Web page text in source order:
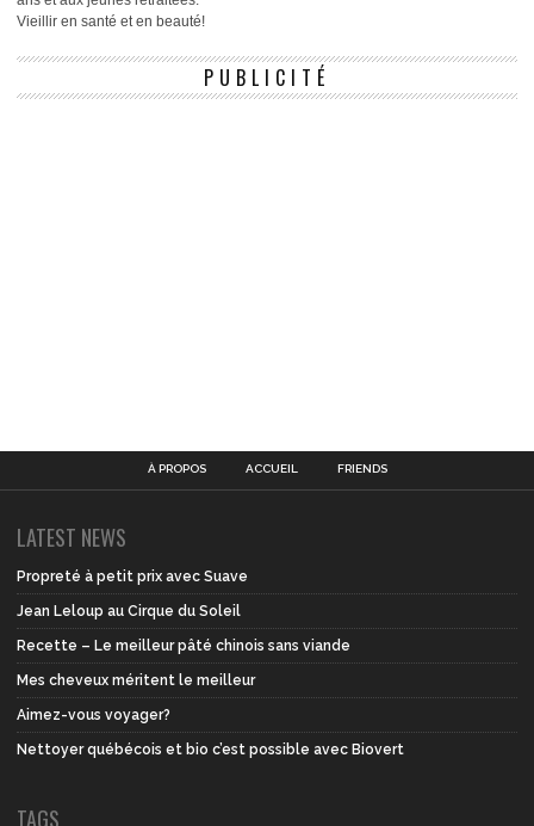
Vieillir en santé et en beauté!
PUBLICITÉ
À PROPOS ACCUEIL FRIENDS
LATEST NEWS
Propreté à petit prix avec Suave
Jean Leloup au Cirque du Soleil
Recette – Le meilleur pâté chinois sans viande
Mes cheveux méritent le meilleur
Aimez-vous voyager?
Nettoyer québécois et bio c’est possible avec Biovert
TAGS